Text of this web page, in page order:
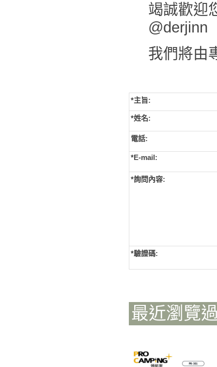
竭誠歡迎
@derjinn
我們將由
*主旨:
*姓名:
電話:
*E-mail:
*詢問內容:
*驗證碼:
最近瀏覽